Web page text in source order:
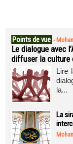
Points de vue -
Le dialogue avec
diffuser la culture
Lire
la...
La